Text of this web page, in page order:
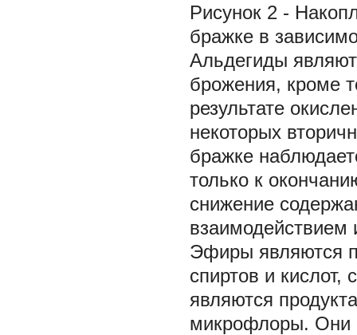
Рисунок 2 -
бражке в
Альдегиды
брожения, кроме
результате
некоторых
бражке
только к
снижение
взаимодействием
Эфиры являются
спиртов и
являются
микрофлоры. Они